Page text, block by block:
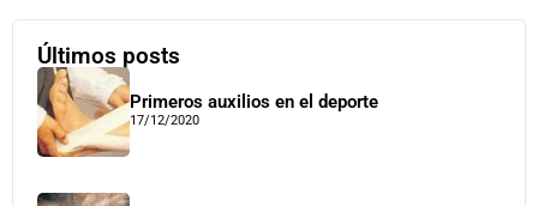
Últimos posts
Primeros auxilios en el deporte
17/12/2020